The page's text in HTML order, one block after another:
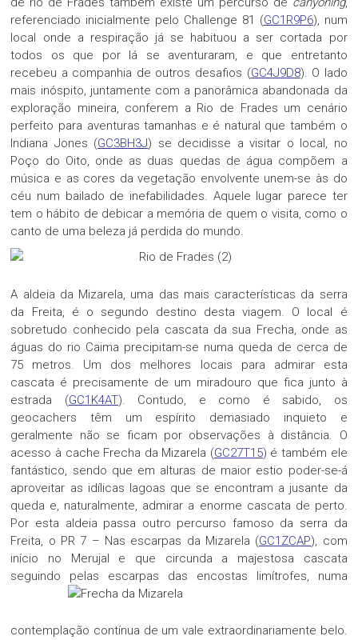
referenciado inicialmente pelo Challenge 81 (GC1R9P6), num
local onde a respiração já se habituou a ser cortada por
todos os que por lá se aventuraram, e que entretanto
recebeu a companhia de outros desafios (GC4J9D8). O lado
mais inóspito, juntamente com a panorâmica abandonada da
exploração mineira, conferem a Rio de Frades um cenário
perfeito para aventuras tamanhas e é natural que também o
Indiana Jones (GC3BH3J) se decidisse a visitar o local, no
Poço do Oito, onde as duas quedas de água compõem a
música e as cores da vegetação envolvente unem-se às do
céu num bailado de inefabilidades. Aquele lugar parece ter
tem o hábito de debicar a memória de quem o visita, como o
canto de uma beleza já perdida do mundo.
A aldeia da Mizarela, uma das mais características da serra
da Freita, é o segundo destino desta viagem. O local é
sobretudo conhecido pela cascata da sua Frecha, onde as
águas do rio Caima precipitam-se numa queda de cerca de
75 metros. Um dos melhores locais para admirar esta
cascata é precisamente de um miradouro que fica junto à
estrada (GC1K4AT). Contudo, e como é sabido, os
geocachers têm um espírito demasiado inquieto e
geralmente não se ficam por observações à distância. O
acesso à cache Frecha da Mizarela (GC27T15) é também ele
fantástico, sendo que em alturas de maior estio poder-se-á
aproveitar as idílicas lagoas que se encontram a jusante da
queda e, naturalmente, admirar a enorme cascata de perto.
Por esta aldeia passa outro percurso famoso da serra da
Freita, o PR 7 – Nas escarpas da Mizarela (GC1ZCAP), com
início no Merujal e que circunda a majestosa cascata
seguindo pelas escarpas das encostas limítrofes, numa
contemplação contínua de um vale extraordinariamente belo.